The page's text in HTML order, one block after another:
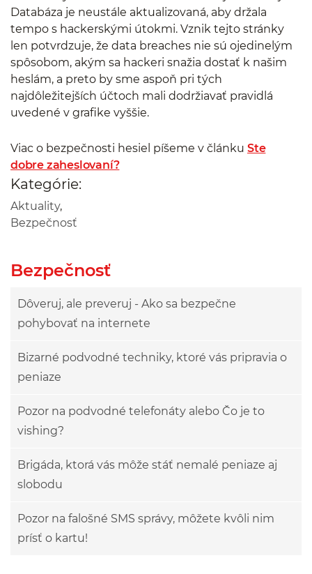
Databáza je neustále aktualizovaná, aby držala
tempo s hackerskými útokmi. Vznik tejto stránky
len potvrdzuje, že data breaches nie sú ojedinelým
spôsobom, akým sa hackeri snažia dostať k našim
heslám, a preto by sme aspoň pri tých
najdôležitejších účtoch mali dodržiavať pravidlá
uvedené v grafike vyššie.
Viac o bezpečnosti hesiel píšeme v článku Ste
dobre zaheslovaní?
Kategórie:
Aktuality,
Bezpečnosť
Bezpečnosť
Dôveruj, ale preveruj - Ako sa bezpečne
pohybovať na internete
Bizarné podvodné techniky, ktoré vás pripravia o
peniaze
Pozor na podvodné telefonáty alebo Čo je to
vishing?
Brigáda, ktorá vás môže stáť nemalé peniaze aj
slobodu
Pozor na falošné SMS správy, môžete kvôli nim
prísť o kartu!